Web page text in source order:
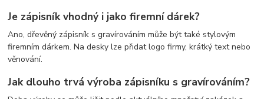
Je zápisník vhodný i jako firemní dárek?
Ano, dřevěný zápisník s gravírováním může být také stylovým
firemním dárkem. Na desky lze přidat logo firmy, krátký text nebo
věnování.
Jak dlouho trvá výroba zápisníku s gravírováním?